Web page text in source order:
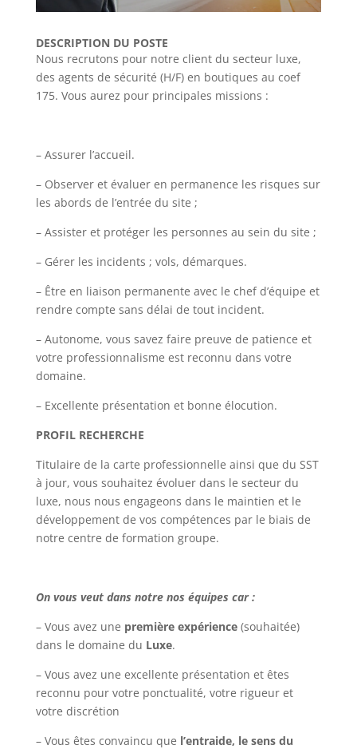
DESCRIPTION DU POSTE
Nous recrutons pour notre client du secteur luxe,
des agents de sécurité (H/F) en boutiques au coef
175. Vous aurez pour principales missions :
– Assurer l’accueil.
– Observer et évaluer en permanence les risques sur
les abords de l’entrée du site ;
– Assister et protéger les personnes au sein du site ;
– Gérer les incidents ; vols, démarques.
– Être en liaison permanente avec le chef d’équipe et
rendre compte sans délai de tout incident.
– Autonome, vous savez faire preuve de patience et
votre professionnalisme est reconnu dans votre
domaine.
– Excellente présentation et bonne élocution.
PROFIL RECHERCHE
Titulaire de la carte professionnelle ainsi que du SST
à jour, vous souhaitez évoluer dans le secteur du
luxe, nous nous engageons dans le maintien et le
développement de vos compétences par le biais de
notre centre de formation groupe.
On vous veut dans notre nos équipes car :
– Vous avez une première expérience(souhaitée)
dans le domaine du Luxe.
– Vous avez une excellente présentation et êtes
reconnu pour votre ponctualité, votre rigueur et
votre discrétion
– Vous êtes convaincu que l’entraide, le sens du